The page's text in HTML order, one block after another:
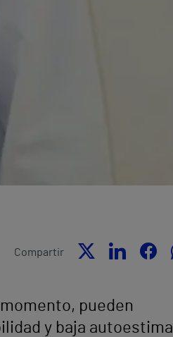
Compartir
pueden
y baja autoestima